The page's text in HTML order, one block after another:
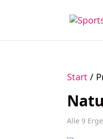
Start /
Alle 9